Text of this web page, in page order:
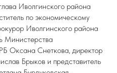
Иволгинского района
по экономическому
Иволгинского района
Министерства
Оксана Снеткова, директор
Брыков и представитель